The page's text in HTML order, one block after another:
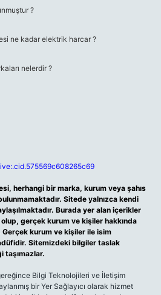
?
ne kadar elektrik harcar ?
nelerdir ?
herhangi bir marka, kurum veya şahıs
Sitede yalnızca kendi
Burada yer alan içerikler
gerçek kurum ve kişiler hakkında
Gerçek kurum ve kişiler ile isim
Sitemizdeki bilgiler taslak
taşımazlar.
Bilgi Teknolojileri ve İletişim
bir Yer Sağlayıcı olarak hizmet